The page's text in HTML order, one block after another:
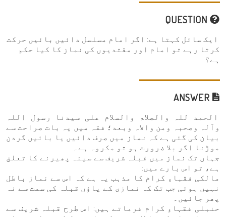
ایک سائل کہتا ہے: اگر امام مسلسل دائیں بائیں حرکت
کرتا رہے تو امام اور مقتدیوں کی نماز کا کیا حکم
ہے؟
الحمد للہ والصلاۃ والسلام علی سیدنا رسول اللہ
وآلہ وصحبہ ومن والاہ وبعد؛ فقہ میں یہ بات صراحت سے
بیان کی گئی ہے کہ نماز میں صرف دائیں یا بائیں گردن
موڑنا اگر بلا ضرورت ہو تو مکروہ ہے۔
جہاں تک نماز میں قبلہ شریف سے سینہ پھیرنے کا تعلق
ہے، تو اس بارے میں:
مالکی فقہاءِ کرام کا مذہب یہ ہے کہ اس سے نماز باطل
نہیں ہوتی جب تک کہ نمازی کے پاؤں قبلہ کی سمت سے نہ
پھر جائیں۔
حنبلی فقہاءِ کرام فرماتے ہیں: اس طرح قبلہ شریف سے